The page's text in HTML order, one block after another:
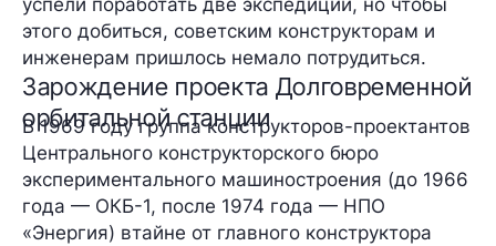
этого добиться, советским конструкторам и
инженерам пришлось немало потрудиться.
Зарождение проекта Долговременной
орбитальной станции
В 1969 году группа конструкторов-проектантов
Центрального конструкторского бюро
экспериментального машиностроения (до 1966
года — ОКБ-1, после 1974 года — НПО
«Энергия) втайне от главного конструктора